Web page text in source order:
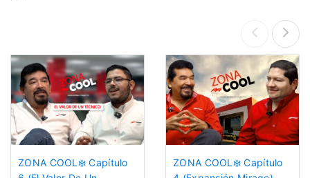
ZONA COOL❄️ Capítulo
ZONA COOL❄️ Capítulo